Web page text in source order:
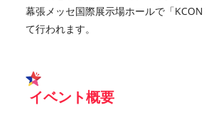
幕張メッセ国際展示場ホールで「KCON
て行われます。
イベント概要